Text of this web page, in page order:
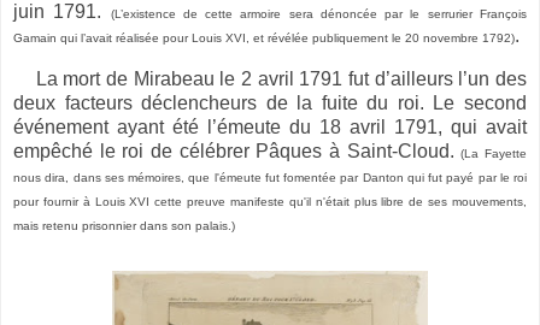
juin 1791.
(L’existence de cette armoire sera dénoncée par le serrurier François
Gamain qui l’avait réalisée pour Louis XVI, et révélée publiquement le 20 novembre 1792).
La mort de Mirabeau le 2 avril 1791 fut d’ailleurs l’un des
deux facteurs déclencheurs de la fuite du roi. Le second
événement ayant été l’émeute du 18 avril 1791, qui avait
empêché le roi de célébrer Pâques à Saint-Cloud.(La Fayette
nous dira, dans ses mémoires, que l'émeute fut fomentée par Danton qui fut payé par le roi
pour fournir à Louis XVI cette preuve manifeste qu'il n'était plus libre de ses mouvements,
mais retenu prisonnier dans son palais.)